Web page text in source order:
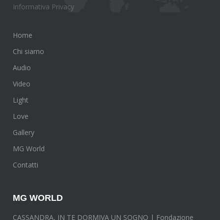
Informativa Privacy
Home
Chi siamo
Audio
Video
Light
Love
Gallery
MG World
Contatti
MG WORLD
CASSANDRA, IN TE DORMIVA UN SOGNO | Fondazione